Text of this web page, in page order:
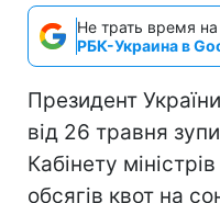
Не трать время
РБК-Украина в
Президент
від 26 травня
Кабінету
обсягів квот на